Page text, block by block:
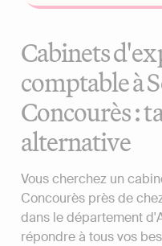
Cabinets
comptable à
Concourès :
alternative
Vous cherchez un
Concourès près de
dans le département
répondre à tous vos